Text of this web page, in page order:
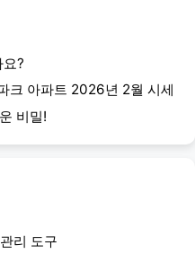
?
크 아파트 2026년 2월 시세
비밀!
리 도구